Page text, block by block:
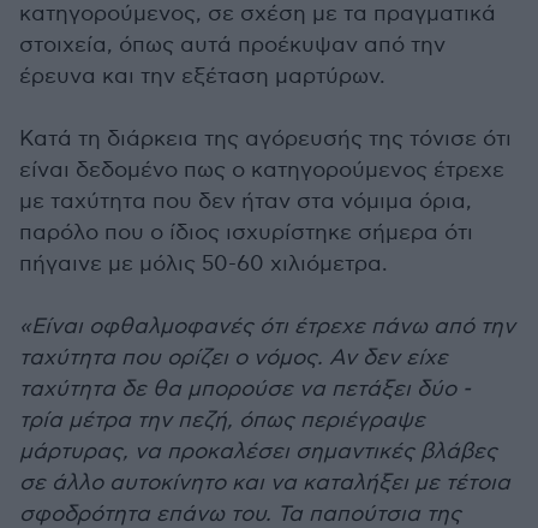
κατηγορούμενος, σε σχέση με τα πραγματικά
στοιχεία, όπως αυτά προέκυψαν από την
έρευνα και την εξέταση μαρτύρων.
Κατά τη διάρκεια της αγόρευσής της τόνισε ότι
είναι δεδομένο πως ο κατηγορούμενος έτρεχε
με ταχύτητα που δεν ήταν στα νόμιμα όρια,
παρόλο που ο ίδιος ισχυρίστηκε σήμερα ότι
πήγαινε με μόλις 50-60 χιλιόμετρα.
«Είναι οφθαλμοφανές ότι έτρεχε πάνω από την
ταχύτητα που ορίζει ο νόμος. Αν δεν είχε
ταχύτητα δε θα μπορούσε να πετάξει δύο -
τρία μέτρα την πεζή, όπως περιέγραψε
μάρτυρας, να προκαλέσει σημαντικές βλάβες
σε άλλο αυτοκίνητο και να καταλήξει με τέτοια
σφοδρότητα επάνω του. Τα παπούτσια της